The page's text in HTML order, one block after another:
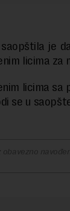
je
licima za
licima sa
se u